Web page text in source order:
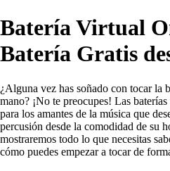
Batería Virtual
Batería Gratis
¿Alguna vez has soñado con tocar la
mano? ¡No te preocupes! Las
para los amantes de la música que
percusión desde la comodidad de su
mostraremos todo lo que necesitas
cómo puedes empezar a tocar de